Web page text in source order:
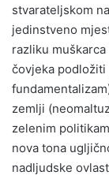
stvarateljskom
jedinstveno
razliku
čovjeka
zemlji
zelenim
nova tona
nadljudske